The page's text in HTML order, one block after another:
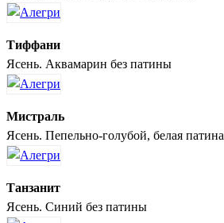
Тиффани
Ясень. Аквамарин без патины
Мистраль
Ясень. Пепельно-голубой, белая патина
Танзанит
Ясень. Синий без патины